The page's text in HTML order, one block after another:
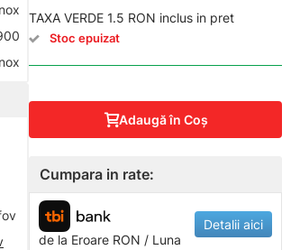
TAXA VERDE 1.5 RON inclus in pret
Stoc epuizat
Adaugă în Coş
Cumpara in rate:
de la Eroare RON / Luna
Detalii aici